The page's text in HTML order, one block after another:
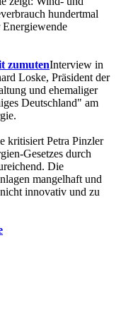
hundertmal
zumutenInterview in
Loske, Präsident der
und ehemaliger
Deutschland" am
kritisiert Petra Pinzler
Gesetzes durch
Die
mangelhaft und
innovativ und zu